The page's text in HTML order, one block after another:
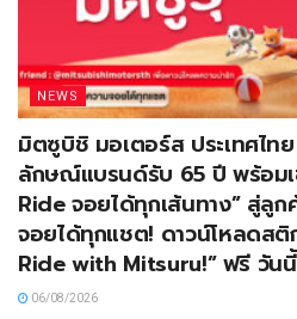
NEWS
มิตซูบิชิ มอเตอร์ส ประเทศไท
ลักษณ์แบรนด์รับ 65 ปี พร้อม
Ride จอยได้ทุกเส้นทาง” สู่ลูก
จอยได้ทุกแชต! ดาวน์โหลดสติ
Ride with Mitsuru!” ฟรี วัน
06/08/2026